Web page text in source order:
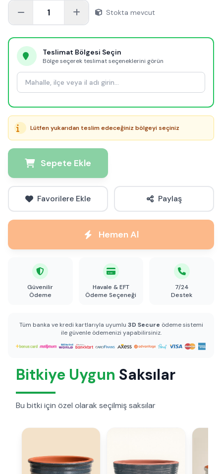
1 Stokta mevcut
Teslimat Bölgesi Seçin
Bölge seçerek teslimat seçeneklerini görün
Lütfen yukarıdan teslim edeceğiniz bölgeyi seçiniz
Sepete Ekle
Favorilere Ekle Paylaş
Hemen Al
Güvenilir
Ödeme
Havale & EFT
Ödeme Seçeneği
7/24
Destek
Tüm banka ve kredi kartlarıyla uyumlu 3D Secure ödeme sistemi
ile güvenle ödemenizi yapabilirsiniz.
Bitkiye Uygun Saksılar
Bu bitki için özel olarak seçilmiş saksılar